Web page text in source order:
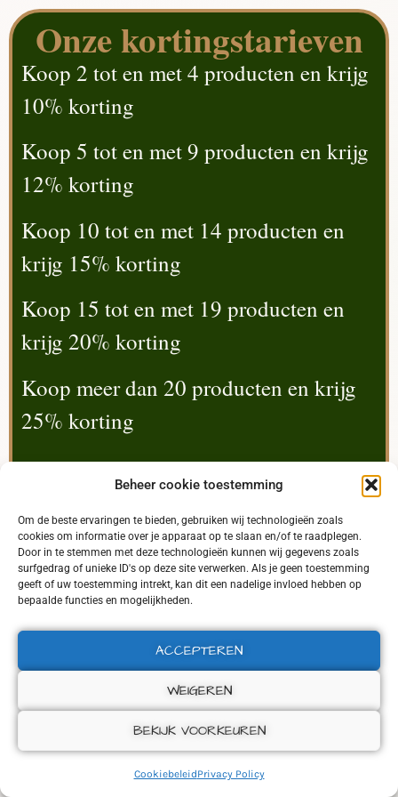
Beheer cookie toestemming
Om de beste ervaringen te bieden, gebruiken wij technologieën zoals
cookies om informatie over je apparaat op te slaan en/of te raadplegen.
Door in te stemmen met deze technologieën kunnen wij gegevens zoals
surfgedrag of unieke ID's op deze site verwerken. Als je geen toestemming
geeft of uw toestemming intrekt, kan dit een nadelige invloed hebben op
bepaalde functies en mogelijkheden.
ACCEPTEREN
WEIGEREN
BEKIJK VOORKEUREN
CookiebeleidPrivacy Policy
Onze kortingstarieven
Koop 2 tot en met 4 producten en krijg
10% korting
Koop 5 tot en met 9 producten en krijg
12% korting
Koop 10 tot en met 14 producten en
krijg 15% korting
Koop 15 tot en met 19 producten en
krijg 20% korting
Koop meer dan 20 producten en krijg
25% korting